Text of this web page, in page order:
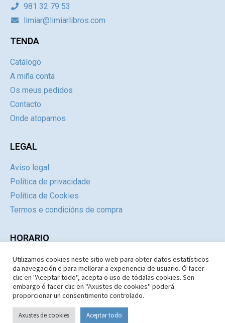
981 32 79 53
limiar@limiarlibros.com
TENDA
Catálogo
A miña conta
Os meus pedidos
Contacto
Onde atoparnos
LEGAL
Aviso legal
Política de privacidade
Política de Cookies
Termos e condicións de compra
HORARIO
Día Mañás
Tardes
Luns a Xoves
09:30 – 14.30
Pechado
Venres e Sábados
09:30 – 14:30
Domingos e Festivos
09:30 – 14:30
Utilizamos cookies neste sitio web para obter datos estatísticos
da navegación e para mellorar a experiencia de usuario. Ó facer
clic en "Aceptar todo", acepta o uso de tódalas cookies. Sen
embargo ó facer clic en "Axustes de cookies" poderá
proporcionar un consentimento controlado.
Axustes de cookies Aceptar todo